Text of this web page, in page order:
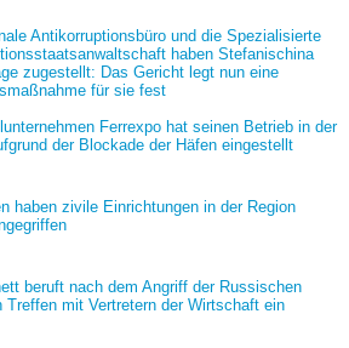
Antikorruptionsbüro und die Spezialisierte
haben Stefanischina
zugestellt: Das Gericht legt nun eine
für sie fest
Ferrexpo hat seinen Betrieb in der
der Blockade der Häfen eingestellt
haben zivile Einrichtungen in der Region
beruft nach dem Angriff der Russischen
Treffen mit Vertretern der Wirtschaft ein